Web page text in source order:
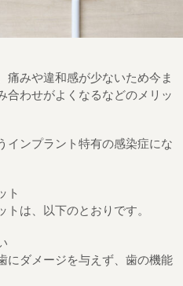
痛みや違和感が少ないため今ま
合わせがよくなるなどのメリッ
インプラント特有の感染症にな
ト
は、以下のとおりです。
にダメージを与えず、歯の機能